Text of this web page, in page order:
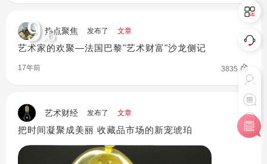
热点聚焦 发布了 文章
艺术家的欢聚—法国巴黎"艺术财富"沙龙侧记
9.6
17年前 3835
艺术财经 发布了 文章
把时间凝聚成美丽 收藏品市场的新宠琥珀